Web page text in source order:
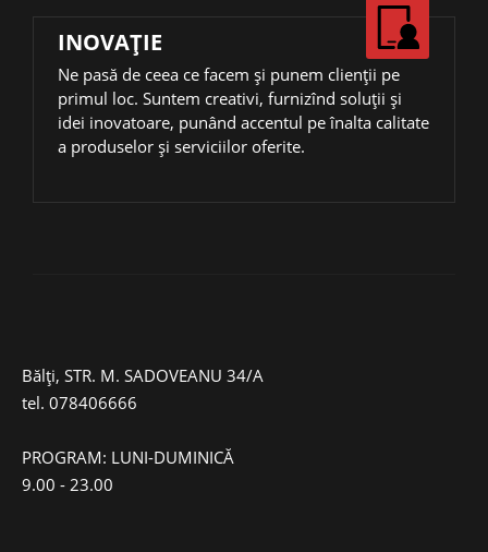
INOVAŢIE
Ne pasă de ceea ce facem și punem clienții pe
primul loc. Suntem creativi, furnizînd soluții și
idei inovatoare, punând accentul pe înalta calitate
a produselor și serviciilor oferite.
Bălți, STR. M. SADOVEANU 34/A
tel. 078406666
PROGRAM: LUNI-DUMINICĂ
9.00 - 23.00